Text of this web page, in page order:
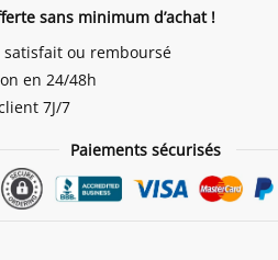
sans minimum d’achat !
satisfait ou remboursé
en 24/48h
7J/7
Paiements sécurisés